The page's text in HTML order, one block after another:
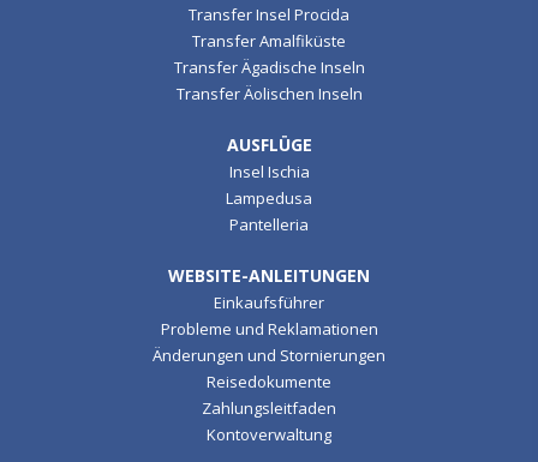
Transfer Insel Procida
Transfer Amalfiküste
Transfer Ägadische Inseln
Transfer Äolischen Inseln
AUSFLÜGE
Insel Ischia
Lampedusa
Pantelleria
WEBSITE-ANLEITUNGEN
Einkaufsführer
Probleme und Reklamationen
Änderungen und Stornierungen
Reisedokumente
Zahlungsleitfaden
Kontoverwaltung